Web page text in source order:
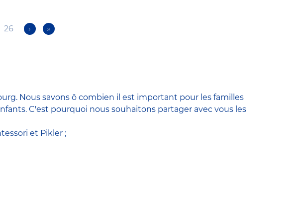
Page
26
Next
›
Last
»
Nous savons ô combien il est important pour les familles
C'est pourquoi nous souhaitons partager avec vous les
et Pikler ;